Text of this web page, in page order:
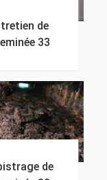
de
33
de